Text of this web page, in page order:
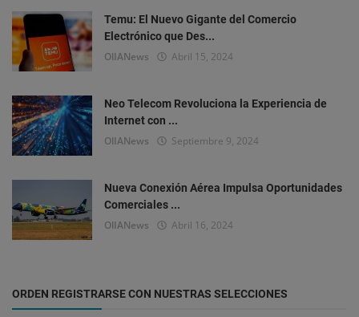
Temu: El Nuevo Gigante del Comercio
Electrónico que Des...
OlIANews Abril 15, 2024
Neo Telecom Revoluciona la Experiencia de
Internet con ...
OlIANews Septiembre 9, 2024
Nueva Conexión Aérea Impulsa Oportunidades
Comerciales ...
OlIANews Abril 16, 2024
ORDEN REGISTRARSE CON NUESTRAS SELECCIONES